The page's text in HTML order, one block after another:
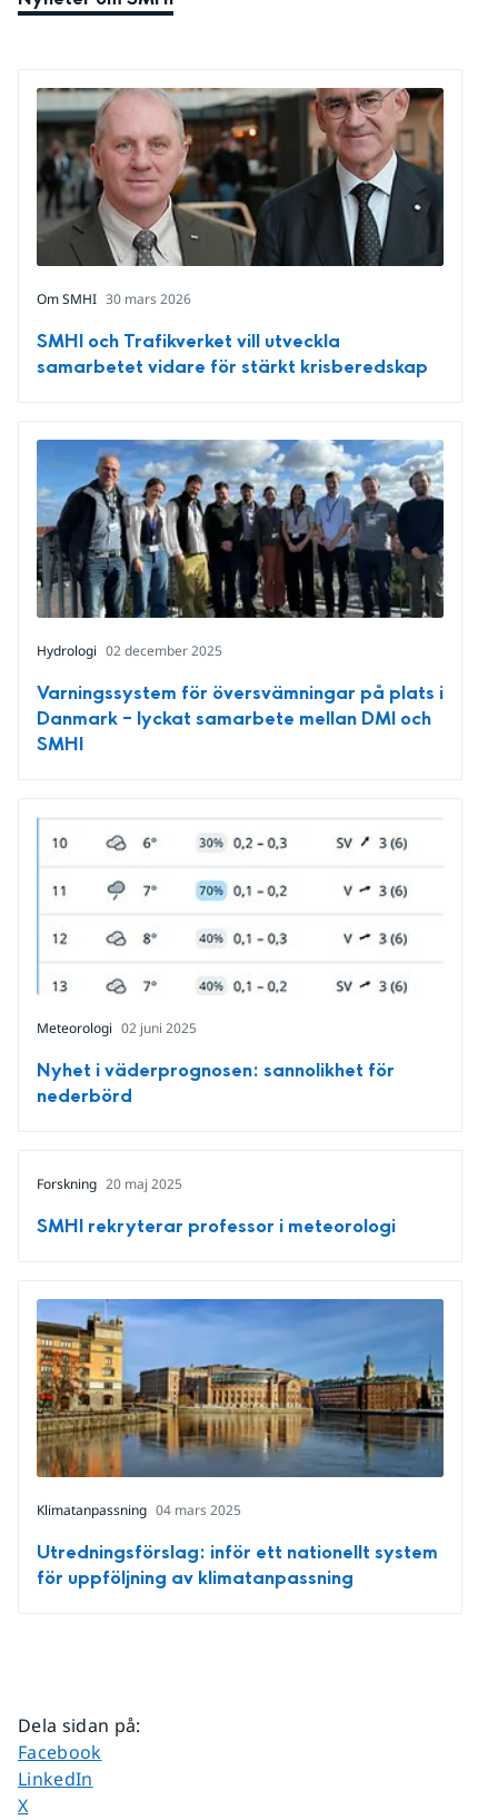
Om SMHI 30 mars 2026
SMHI och Trafikverket vill utveckla
samarbetet vidare för stärkt krisberedskap
Hydrologi 02 december 2025
Varningssystem för översvämningar på plats i
Danmark – lyckat samarbete mellan DMI och
SMHI
Meteorologi 02 juni 2025
Nyhet i väderprognosen: sannolikhet för
nederbörd
Forskning 20 maj 2025
SMHI rekryterar professor i meteorologi
Klimatanpassning 04 mars 2025
Utredningsförslag: inför ett nationellt system
för uppföljning av klimatanpassning
Dela sidan på:
Dela sidan på
Facebook
Dela sidan på
LinkedIn
Dela sidan på
X